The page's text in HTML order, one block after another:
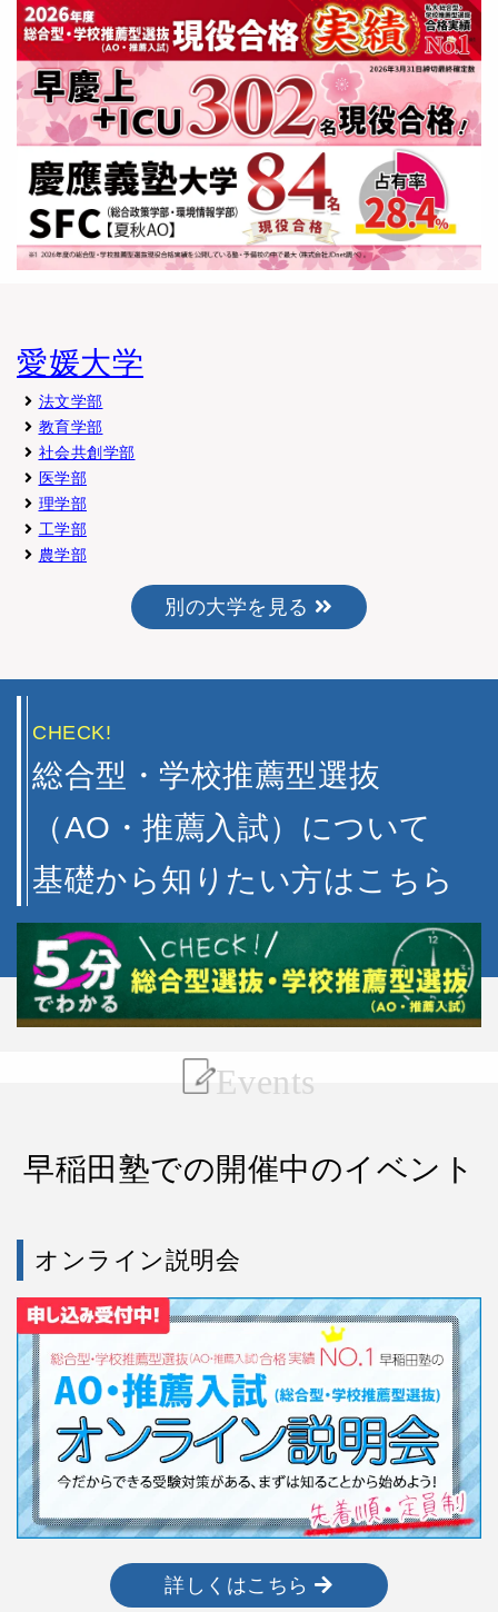
愛媛大学
法文学部
教育学部
社会共創学部
医学部
理学部
工学部
農学部
別の大学を見る
CHECK!
総合型・学校推薦型選抜
（AO・推薦入試）について
基礎から知りたい方はこちら
Events
早稲田塾での開催中のイベント
オンライン説明会
詳しくはこちら